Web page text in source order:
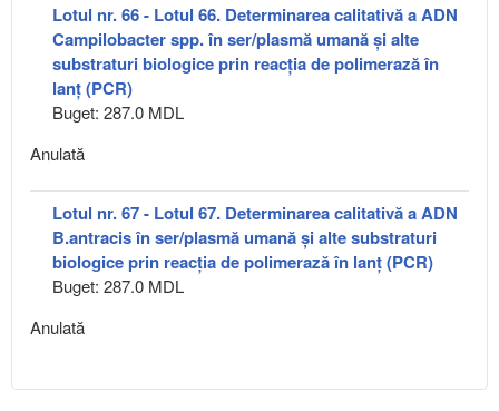
Lotul nr. 66 - Lotul 66. Determinarea calitativă a ADN
Campilobacter spp. în ser/plasmă umană și alte
substraturi biologice prin reacția de polimerază în
lanț (PCR)
Buget: 287.0 MDL
Anulată
Lotul nr. 67 - Lotul 67. Determinarea calitativă a ADN
B.antracis în ser/plasmă umană și alte substraturi
biologice prin reacția de polimerază în lanț (PCR)
Buget: 287.0 MDL
Anulată